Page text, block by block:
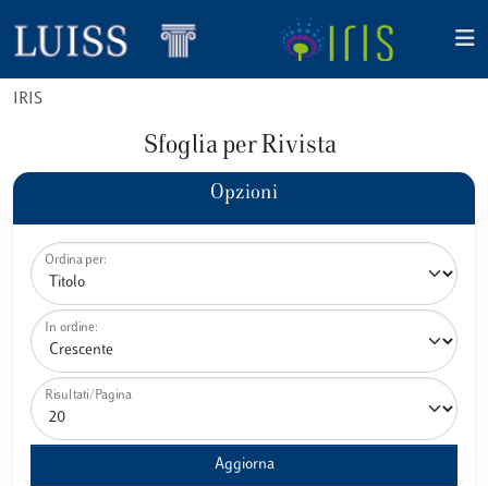
IRIS
Sfoglia per Rivista
Opzioni
Ordina per:
In ordine:
Risultati/Pagina